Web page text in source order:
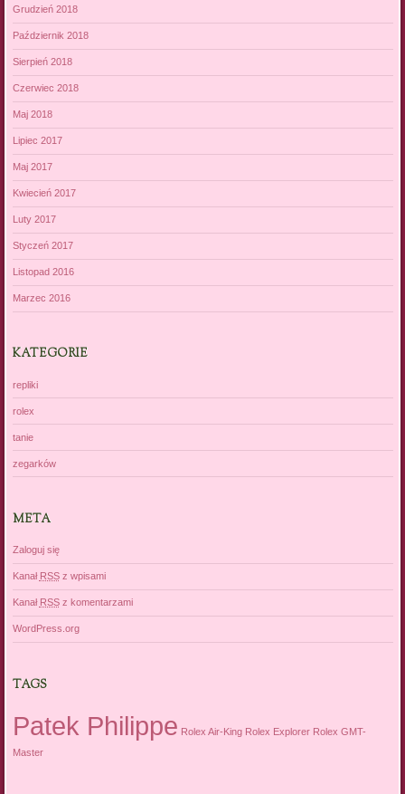
Grudzień 2018
Październik 2018
Sierpień 2018
Czerwiec 2018
Maj 2018
Lipiec 2017
Maj 2017
Kwiecień 2017
Luty 2017
Styczeń 2017
Listopad 2016
Marzec 2016
KATEGORIE
repliki
rolex
tanie
zegarków
META
Zaloguj się
Kanał RSSz wpisami
Kanał RSSz komentarzami
WordPress.org
TAGS
Patek Philippe Rolex Air-King Rolex Explorer Rolex GMT-
Master